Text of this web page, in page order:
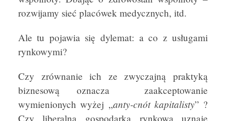
rozwijamy sieć placówek medycznych, itd.
Ale tu pojawia się dylemat: a co z usługami
rynkowymi?
Czy zrównanie ich ze zwyczajną praktyką
biznesową oznacza zaakceptowanie
wymienionych wyżej „anty-cnót kapitalisty” ?
Czy liberalna gospodarka rynkowa uznaje